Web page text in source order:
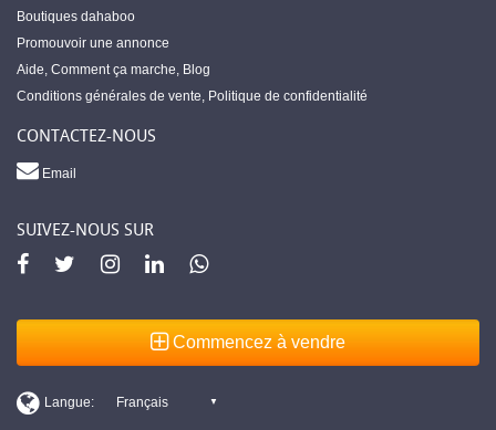
Boutiques dahaboo
Promouvoir une annonce
Aide, Comment ça marche, Blog
Conditions générales de vente, Politique de confidentialité
CONTACTEZ-NOUS
Email
SUIVEZ-NOUS SUR
Commencez à vendre